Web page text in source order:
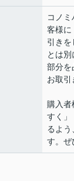
コノ
客様に
引き
とは
部分を
お取引
購入
すく」
るよ
す。ぜ